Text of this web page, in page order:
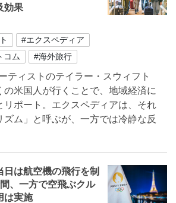
効果
#エクスペディア
コム
#海外旅行
ティストのテイラー・スウィフト
の米国人が行くことで、地域経済に
リポート。エクスペディアは、それ
ズム」と呼ぶが、一方では冷静な反
は航空機の飛行を制
、一方で空飛ぶクル
は実施